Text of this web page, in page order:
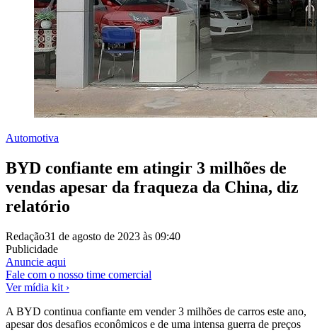
Automotiva
BYD confiante em atingir 3 milhões de
vendas apesar da fraqueza da China, diz
relatório
Redação31 de agosto de 2023 às 09:40
Publicidade
Anuncie aqui
Fale com o nosso time comercial
Ver mídia kit ›
A BYD continua confiante em vender 3 milhões de carros este ano,
apesar dos desafios econômicos e de uma intensa guerra de preços